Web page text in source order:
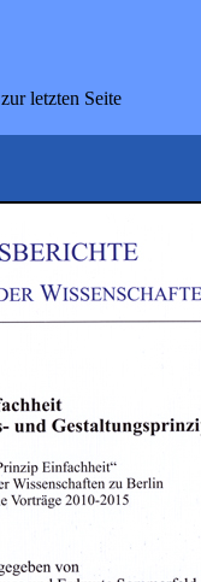
zur letzten